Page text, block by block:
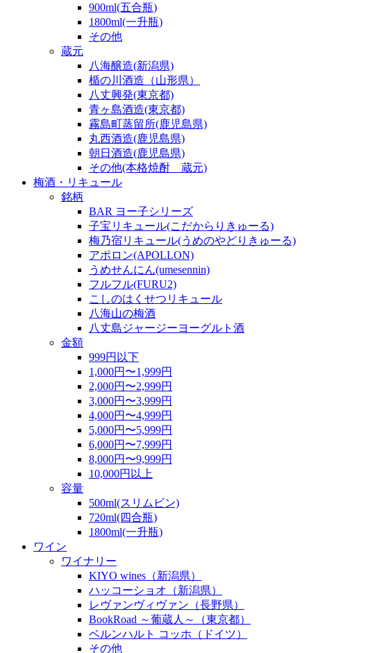
900ml(五合瓶)
1800ml(一升瓶)
その他
蔵元
八海醸造(新潟県)
楯の川酒造（山形県）
八丈興発(東京都)
青ヶ島酒造(東京都)
霧島町蒸留所(鹿児島県)
丸西酒造(鹿児島県)
朝日酒造(鹿児島県)
その他(本格焼酎 蔵元)
梅酒・リキュール
銘柄
BAR ヨー子シリーズ
子宝リキュール(こだからりきゅーる)
梅乃宿リキュール(うめのやどりきゅーる)
アポロン(APOLLON)
うめせんにん(umesennin)
フルフル(FURU2)
こしのはくせつリキュール
八海山の梅酒
八丈島ジャージーヨーグルト酒
金額
999円以下
1,000円〜1,999円
2,000円〜2,999円
3,000円〜3,999円
4,000円〜4,999円
5,000円〜5,999円
6,000円〜7,999円
8,000円〜9,999円
10,000円以上
容量
500ml(スリムビン)
720ml(四合瓶)
1800ml(一升瓶)
ワイン
ワイナリー
KIYO wines（新潟県）
ハッコーショオ（新潟県）
レヴァンヴィヴァン（長野県）
BookRoad ～葡蔵人～（東京都）
ベルンハルト コッホ（ドイツ）
その他